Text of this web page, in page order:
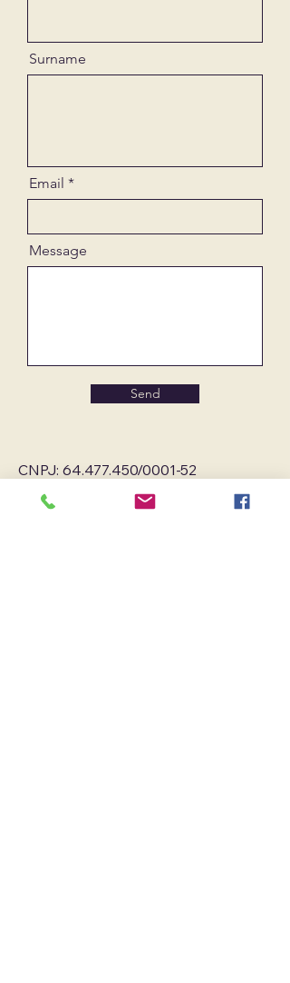
Surname
Email
Message
Send
CNPJ:64.477.450/0001-52
alaqmed.association@gmail.com